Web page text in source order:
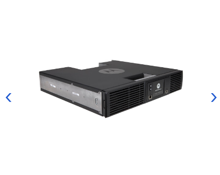
‹ ›